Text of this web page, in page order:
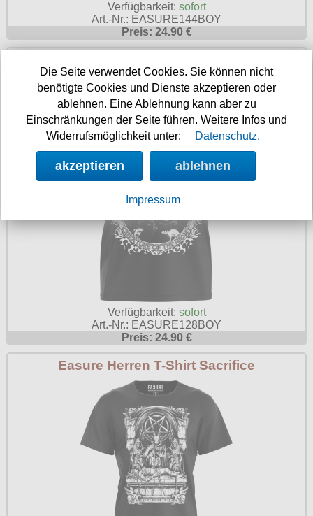
Verfügbarkeit: sofort
Art.-Nr.: EASURE144BOY
Preis: 24.90 €
Verfügbarkeit: sofort
Art.-Nr.: EASURE128BOY
Preis: 24.90 €
Easure Herren T-Shirt Sacrifice
Die Seite verwendet Cookies. Sie können nicht
benötigte Cookies und Dienste akzeptieren oder
ablehnen. Eine Ablehnung kann aber zu
Einschränkungen der Seite führen. Weitere Infos und
Widerrufsmöglichkeit unter:
Datenschutz.
akzeptieren ablehnen
Impressum